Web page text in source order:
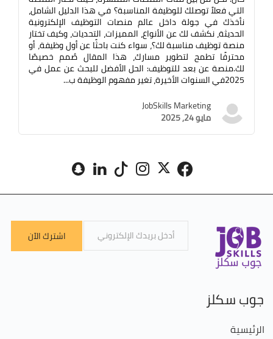
التي فعلاً توصلك للوظيفة المناسبة؟ في هذا الدليل الشامل،
نأخذك في جولة داخل عالم منصات التوظيف الإلكترونية
الحديثة، نكشف لك عن الأنواع، المميزات، التحديات، وكيف تختار
منصة توظيف مناسبة لك؟، سواء كنت باحثًا عن أول وظيفة، أو
محترفًا تطمح لتطوير مسارك، هذا المقال صُمم خصيصًا
لك.منصة عن بعد للتوظيف: الحل الأفضل للبحث عن عمل في
2025في السنوات الأخيرة، تغير مفهوم الوظيفة ب...
JobSkills Marketing
مايو 24, 2025
اشترك الآن
جوب سكلز
الرئيسية